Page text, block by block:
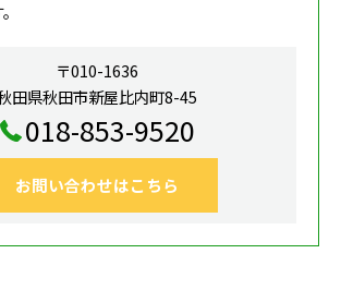
〒010-1636
田県秋田市新屋比内町8-45
018-853-9520
お問い合わせはこちら